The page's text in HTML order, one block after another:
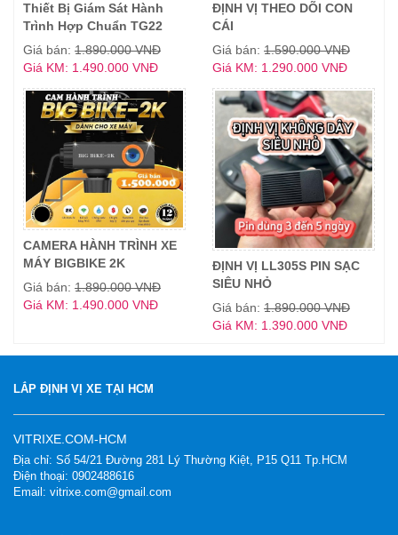
Thiết Bị Giám Sát Hành
Trình Hợp Chuẩn TG22
Giá bán: 1.890.000 VNĐ
Giá KM: 1.490.000 VNĐ
ĐỊNH VỊ THEO DÕI CON
CÁI
Giá bán: 1.590.000 VNĐ
Giá KM: 1.290.000 VNĐ
CAMERA HÀNH TRÌNH XE
MÁY BIGBIKE 2K
Giá bán: 1.890.000 VNĐ
Giá KM: 1.490.000 VNĐ
ĐỊNH VỊ LL305S PIN SẠC
SIÊU NHỎ
Giá bán: 1.890.000 VNĐ
Giá KM: 1.390.000 VNĐ
LẮP ĐỊNH VỊ XE TẠI HCM
VITRIXE.COM-HCM
Địa chỉ: Số 54/21 Đường 281 Lý Thường Kiệt, P15 Q11 Tp.HCM
Điện thoại: 0902488616
Email: vitrixe.com@gmail.com